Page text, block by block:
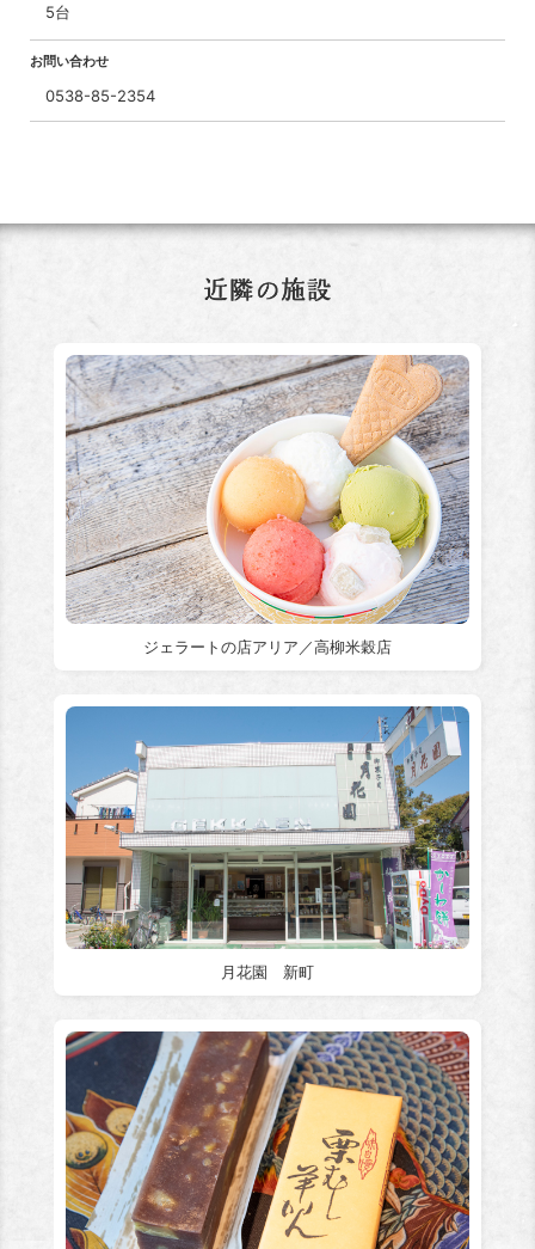
5台
お問い合わせ
0538-85-2354
ジェラートの店アリア／高柳米穀店
月花園 新町